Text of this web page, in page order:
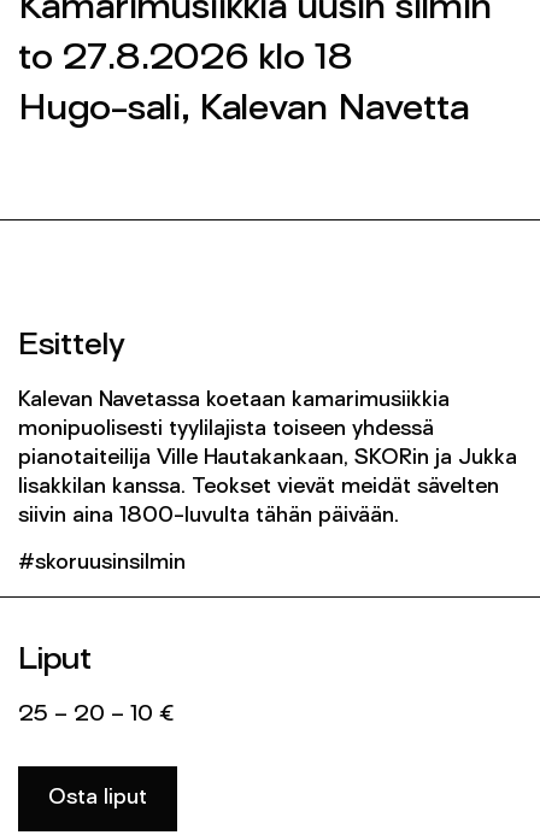
FACEBOOK
SEINÄJOEN KAUPUNGINORKESTERI 2026 ©
Kamarimusiikkia uusin silmin
to 27.8.2026 klo 18
Hugo-sali, Kalevan Navetta
Esittely
Kalevan Navetassa koetaan kamarimusiikkia
monipuolisesti tyylilajista toiseen yhdessä
pianotaiteilija Ville Hautakankaan, SKORin ja Jukka
Iisakkilan kanssa. Teokset vievät meidät sävelten
siivin aina 1800-luvulta tähän päivään.
#skoruusinsilmin
Liput
25 – 20 – 10 €
Osta liput
Yhteys